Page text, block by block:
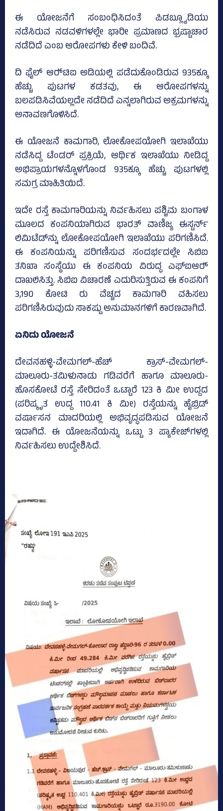
ಈ ಯೋಜನೆಗೆ ಸಂಬಂಧಿಸಿದಂತೆ ಪಿಡಬ್ಲ್ಯೂಡಿಯು
ನಡೆಸಿರುವ ನಡವಳಿಗಳಲ್ಲೇ ಭಾರೀ ಪ್ರಮಾಣದ ಭ್ರಷ್ಟಾಚಾರ
ನಡೆದಿದೆ ಎಂಬ ಆರೋಪಗಳು ಕೇಳಿ ಬಂದಿವೆ.
ದಿ ಫೈಲ್‌ ಆರ್‍‌ಟಿಐ ಅಡಿಯಲ್ಲಿ ಪಡೆದುಕೊಂಡಿರುವ 935ಕ್ಕೂ
ಹೆಚ್ಚು ಪುಟಗಳ ಕಡತವು, ಈ ಆರೋಪಗಳನ್ನು
ಬಲಪಡಿಸಿವೆಯಲ್ಲದೇ ನಡೆದಿದೆ ಎನ್ನಲಾಗಿರುವ ಅಕ್ರಮಗಳನ್ನು
ಅನಾವಣಗೊಳಿಸಿದೆ.
ಈ ಯೋಜನೆ ಕಾಮಗಾರಿ, ಲೋಕೋಪಯೋಗಿ ಇಲಾಖೆಯು
ನಡೆಸಿದ್ದ ಟೆಂಡರ್ ಪ್ರಕ್ರಿಯೆ, ಆರ್ಥಿಕ ಇಲಾಖೆಯು ನೀಡಿದ್ದ
ಅಭಿಪ್ರಾಯಗಳನ್ನೊಳಗೊಂಡ 935ಕ್ಕೂ ಹೆಚ್ಚು ಪುಟಗಳಲ್ಲಿ
ಸಮಗ್ರ ಮಾಹಿತಿಯಿದೆ.
ಇದೇ ರಸ್ತೆ ಕಾಮಗಾರಿಯನ್ನು ನಿರ್ವಹಿಸಲು ಪಶ್ಚಿಮ ಬಂಗಾಳ
ಮೂಲದ ಕಂಪನಿಯಾಗಿರುವ ಭಾರತ್ ವಾಣಿಜ್ಯ ಈಸ್ಟರ್ನ್‌
ಲಿಮಿಟೆಡ್‌ನ್ನು ಲೋಕೋಪಯೋಗಿ ಇಲಾಖೆಯು ಪರಿಗಣಿಸಿದೆ.
ಈ ಕಂಪನಿಯನ್ನು ಪರಿಗಣಿಸುವ ಸಂದರ್ಭದಲ್ಲೇ ಸಿಬಿಐ
ತನಿಖಾ ಸಂಸ್ಥೆಯು ಈ ಕಂಪನಿಯ ವಿರುದ್ಧ ಎಫ್‌ಐಆರ್‍‌
ದಾಖಲಿಸಿತ್ತು. ಸಿಬಿಐ ವಿಚಾರಣೆ ಎದುರಿಸುತ್ತಿರುವ ಈ ಕಂಪನಿಗೆ
3,190 ಕೋಟಿ ರು ವೆಚ್ಚದ ಕಾಮಗಾರಿ ವಹಿಸಲು
ಪರಿಗಣಿಸಿರುವುದು ಸಾಕಷ್ಟು ಅನುಮಾನಗಳಿಗೆ ಕಾರಣವಾಗಿದೆ.
ಏನಿದು ಯೋಜನೆ
ದೇವನಹಳ್ಳಿ-ವೇಮಗಲ್-ಹೆಚ್‌ ಕ್ರಾಸ್‌-ವೇಮಗಲ್-
ಮಾಲೂರು-ತಮಿಳುನಾಡು ಗಡಿವರೆಗೆ ಹಾಗೂ ಮಾಲೂರು-
ಹೊಸಕೋಟೆ ರಸ್ತೆ ಸೇರಿದಂತೆ ಒಟ್ಟಾರೆ 123 ಕಿ ಮೀ ಉದ್ದದ
(ಪರಿಷ್ಕೃತ ಉದ್ದ 110.41 ಕಿ ಮೀ) ರಸ್ತೆಯನ್ನು ಹೈಬ್ರಿಡ್‌
ವರ್ಷಾಸನ ಮಾದರಿಯಲ್ಲಿ ಅಭಿವೃದ್ಧಪಡಿಸುವ ಯೋಜನೆ
ಇದಾಗಿದೆ. ಈ ಯೋಜನೆಯನ್ನು ಒಟ್ಟು 3 ಪ್ಯಾಕೇಜ್‌ಗಳಲ್ಲಿ
ನಿರ್ವಹಿಸಲು ಉದ್ದೇಶಿಸಿದೆ.